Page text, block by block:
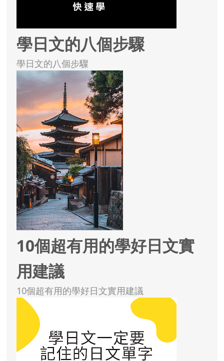
學日文的八個步驟
學日文的八個步驟
10個超有用的學好日文實
用建議
10個超有用的學好日文實用建議